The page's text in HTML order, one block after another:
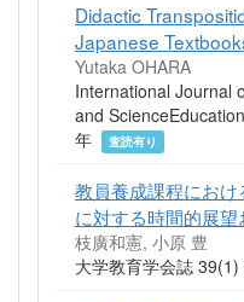
Didactic
Japanese
Yutaka OHARA
International Journal
and
年
査読有り
教員養成課程にお
に対する時間的展
枝廣和憲, 小原 豊
大学教育学会誌